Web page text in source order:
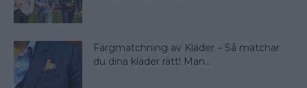
Färgmatchning av Kläder – Så matchar
du dina kläder rätt! Man...